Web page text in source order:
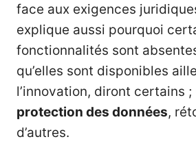
face aux exigences
explique aussi pourquoi
fonctionnalités sont
qu’elles sont disponibles
l’innovation, diront certains ;
protection des données,
d’autres.